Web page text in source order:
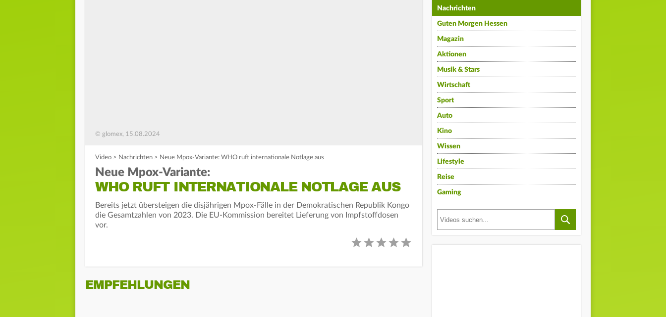
© glomex, 15.08.2024
Video > Nachrichten > Neue Mpox-Variante: WHO ruft internationale Notlage aus
Neue Mpox-Variante:
WHO RUFT INTERNATIONALE NOTLAGE AUS
Bereits jetzt übersteigen die disjährigen Mpox-Fälle in der Demokratischen Republik Kongo
die Gesamtzahlen von 2023. Die EU-Kommission bereitet Lieferung von Impfstoffdosen
vor.
EMPFEHLUNGEN
Nachrichten
Guten Morgen Hessen
Magazin
Aktionen
Musik & Stars
Wirtschaft
Sport
Auto
Kino
Wissen
Lifestyle
Reise
Gaming